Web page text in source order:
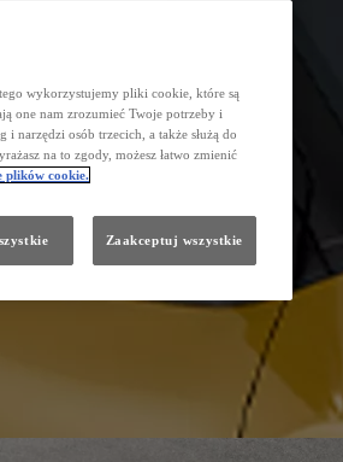
wykorzystujemy pliki cookie, które są
one nam zrozumieć Twoje potrzeby i
narzędzi osób trzecich, a także służą do
na to zgody, możesz łatwo zmienić
plików cookie.
Zaakceptuj wszystkie